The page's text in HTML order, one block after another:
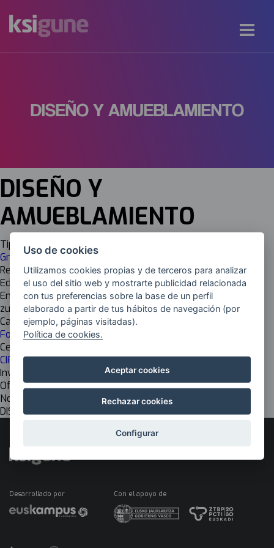
DISEÑO Y AMUEBLAMIENTO
DISEÑO Y
AMUEBLAMIENTO
Tipología
Grado Superior (FP)
Responsable
Eduardo Sudupe Soraluze
Email
zuzendaria@izarraitz.eus
Cadena de valor
Formación
Centro de investigación
CIFP IZARRAITZ LANBIDE HEZIKETA LHII
Investigación
Off
Nombre del grupo EU
DISEINUA ETA ALTZARI-HORNIKUNTZA
Desarrollado por Con el apoyo de
Uso de cookies
Utilizamos cookies propias y de terceros para analizar
el uso del sitio web y mostrarte publicidad relacionada
con tus preferencias sobre la base de un perfil
elaborado a partir de tus hábitos de navegación (por
ejemplo, páginas visitadas).
Política de cookies.
Aceptar cookies
Rechazar cookies
Configurar